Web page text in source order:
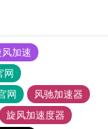
风加速
网
网
风驰加速器
旋风加速度器